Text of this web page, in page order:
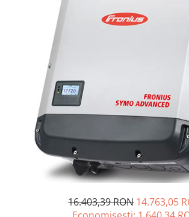
Incarcatoare acumulatori
Panouri fotovoltaice si accesorii
Panouri fotovoltaice
Sisteme prindere panouri
fotovoltaice
Accesorii
Invertoare
Invertoare Hibrid
Invertoare On-grid
Invertoare Off-grid
Controlere solare
16.403,39 RON 14.763,05